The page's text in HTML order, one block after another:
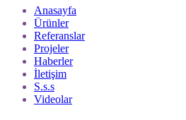
Anasayfa
Ürünler
Referanslar
Projeler
Haberler
İletişim
S.s.s
Videolar